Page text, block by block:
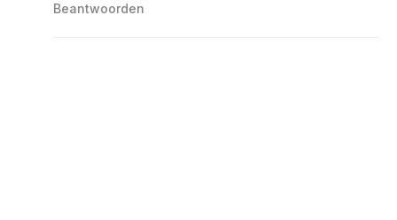
Beantwoorden